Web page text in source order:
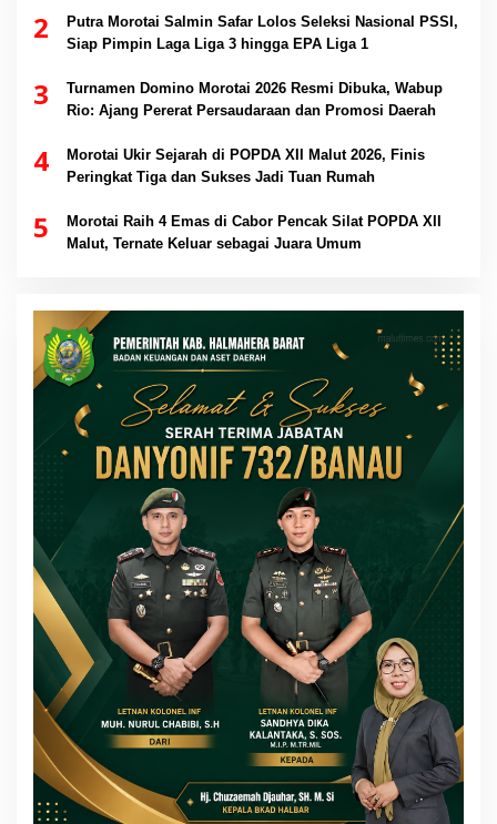
2
Putra Morotai Salmin Safar Lolos Seleksi Nasional PSSI,
Siap Pimpin Laga Liga 3 hingga EPA Liga 1
3
Turnamen Domino Morotai 2026 Resmi Dibuka, Wabup
Rio: Ajang Pererat Persaudaraan dan Promosi Daerah
4
Morotai Ukir Sejarah di POPDA XII Malut 2026, Finis
Peringkat Tiga dan Sukses Jadi Tuan Rumah
5
Morotai Raih 4 Emas di Cabor Pencak Silat POPDA XII
Malut, Ternate Keluar sebagai Juara Umum